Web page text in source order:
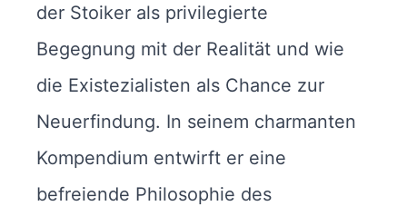
der Stoiker als privilegierte
Begegnung mit der Realität und wie
die Existezialisten als Chance zur
Neuerfindung. In seinem charmanten
Kompendium entwirft er eine
befreiende Philosophie des